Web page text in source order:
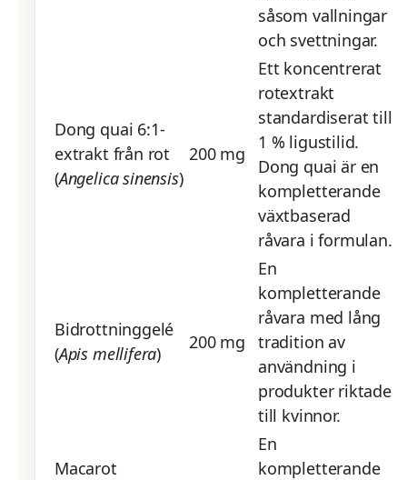
såsom vallningar
och svettningar.
Dong quai 6:1-
extrakt från rot
(Angelica sinensis)
200 mg
Ett koncentrerat
rotextrakt
standardiserat till
1 % ligustilid.
Dong quai är en
kompletterande
växtbaserad
råvara i formulan.
Bidrottninggelé
(Apis mellifera)
200 mg
En
kompletterande
råvara med lång
tradition av
användning i
produkter riktade
till kvinnor.
Macarot
En
kompletterande